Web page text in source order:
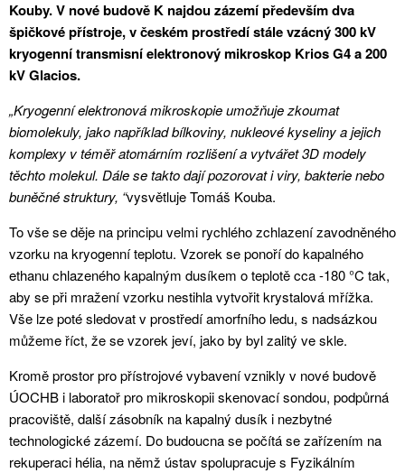
Kouby. V nové budově K najdou zázemí především dva
špičkové přístroje, v českém prostředí stále vzácný 300 kV
kryogenní transmisní elektronový mikroskop Krios G4 a 200
kV Glacios.
„Kryogenní elektronová mikroskopie umožňuje zkoumat
biomolekuly, jako například bílkoviny, nukleové kyseliny a jejich
komplexy v téměř atomárním rozlišení a vytvářet 3D modely
těchto molekul. Dále se takto dají pozorovat i viry, bakterie nebo
buněčné struktury, “vysvětluje Tomáš Kouba.
To vše se děje na principu velmi rychlého zchlazení zavodněného
vzorku na kryogenní teplotu. Vzorek se ponoří do kapalného
ethanu chlazeného kapalným dusíkem o teplotě cca -180 °C tak,
aby se při mražení vzorku nestihla vytvořit krystalová mřížka.
Vše lze poté sledovat v prostředí amorfního ledu, s nadsázkou
můžeme říct, že se vzorek jeví, jako by byl zalitý ve skle.
Kromě prostor pro přístrojové vybavení vznikly v nové budově
ÚOCHB i laboratoř pro mikroskopii skenovací sondou, podpůrná
pracoviště, další zásobník na kapalný dusík i nezbytné
technologické zázemí. Do budoucna se počítá se zařízením na
rekuperaci hélia, na němž ústav spolupracuje s Fyzikálním